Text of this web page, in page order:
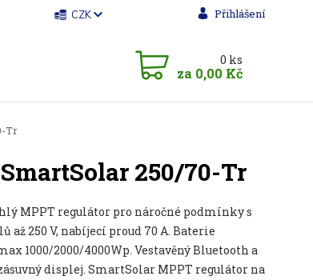
CZK Přihlášení
0 ks
za 0,00 Kč
Tr
250/70-Tr
MPPT regulátor pro náročné podmínky s
až 250 V, nabíjecí proud 70 A. Baterie
1000/2000/4000Wp. Vestavěný Bluetooth a
displej. SmartSolar MPPT regulátor na